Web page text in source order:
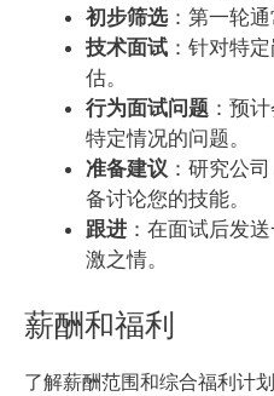
初步筛选：第一轮通
技术面试 ：针对特
估。
行为面试问题 ：预
特定情况的问题。
准备建议 ：研究公
备讨论您的技能。
跟进 ：在面试后发
激之情。
薪酬和福利
了解薪酬范围和综合福利计